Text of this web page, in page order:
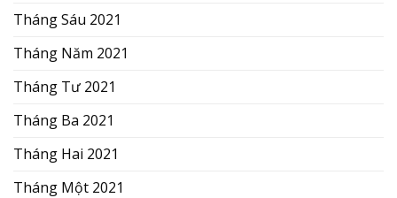
Tháng Sáu 2021
Tháng Năm 2021
Tháng Tư 2021
Tháng Ba 2021
Tháng Hai 2021
Tháng Một 2021